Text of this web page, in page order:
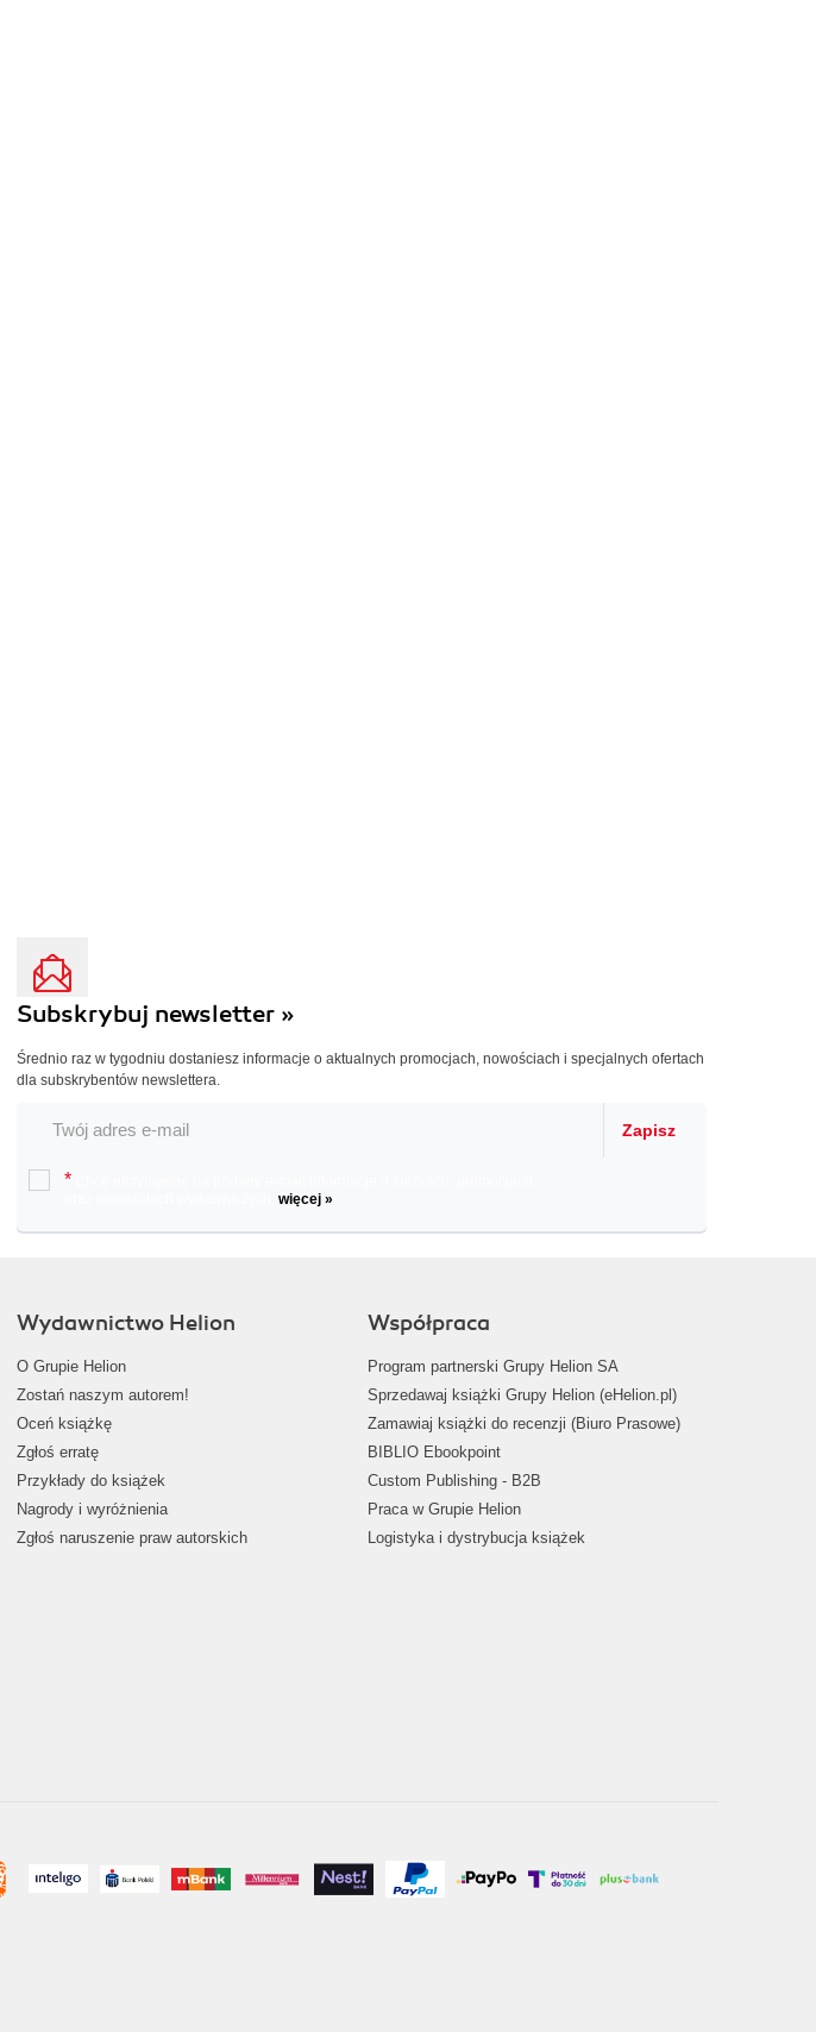
Subskrybuj newsletter »
Średnio raz w tygodniu dostaniesz informacje o aktualnych promocjach, nowościach i specjalnych ofertach
dla subskrybentów newslettera.
Zapisz
*
więcej »
Wydawnictwo Helion
O Grupie Helion
Zostań naszym autorem!
Oceń książkę
Zgłoś erratę
Przykłady do książek
Nagrody i wyróżnienia
Zgłoś naruszenie praw autorskich
Współpraca
Program partnerski Grupy Helion SA
Sprzedawaj książki Grupy Helion (eHelion.pl)
Zamawiaj książki do recenzji (Biuro Prasowe)
BIBLIO Ebookpoint
Custom Publishing - B2B
Praca w Grupie Helion
Logistyka i dystrybucja książek